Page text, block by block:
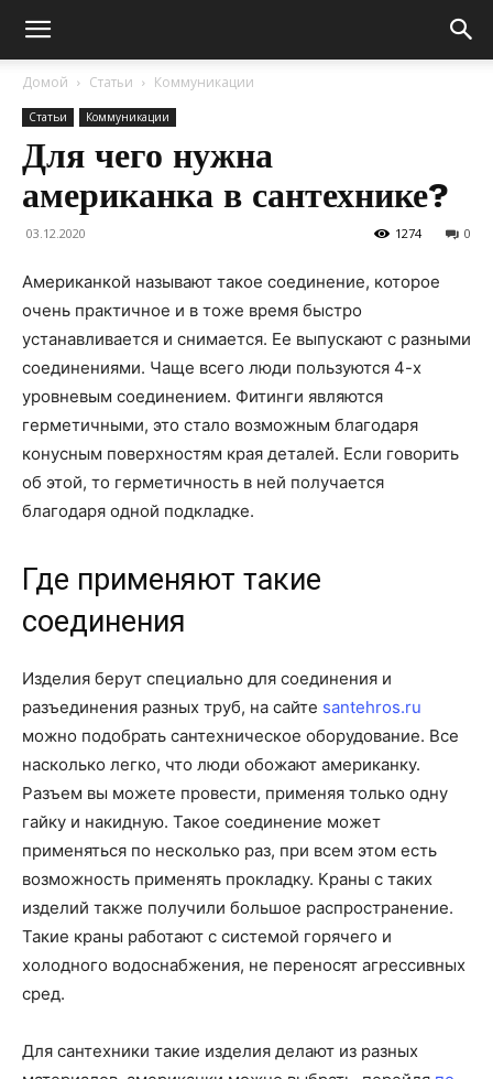
Домой Статьи Коммуникации
Статьи Коммуникации
Для чего нужна
американка в сантехнике?
03.12.2020 0
1274
Американкой называют такое соединение, которое
очень практичное и в тоже время быстро
устанавливается и снимается. Ее выпускают с разными
соединениями. Чаще всего люди пользуются 4-х
уровневым соединением. Фитинги являются
герметичными, это стало возможным благодаря
конусным поверхностям края деталей. Если говорить
об этой, то герметичность в ней получается
благодаря одной подкладке.
Где применяют такие
соединения
Изделия берут специально для соединения и
разъединения разных труб, на сайте santehros.ru
можно подобрать сантехническое оборудование. Все
насколько легко, что люди обожают американку.
Разъем вы можете провести, применяя только одну
гайку и накидную. Такое соединение может
применяться по несколько раз, при всем этом есть
возможность применять прокладку. Краны с таких
изделий также получили большое распространение.
Такие краны работают с системой горячего и
холодного водоснабжения, не переносят агрессивных
сред.
Для сантехники такие изделия делают из разных